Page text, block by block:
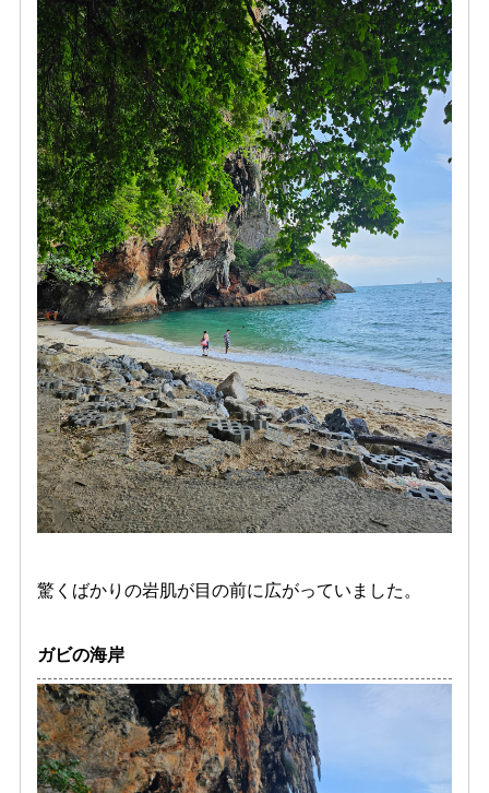
驚くばかりの岩肌が目の前に広がっていました。
ガビの海岸